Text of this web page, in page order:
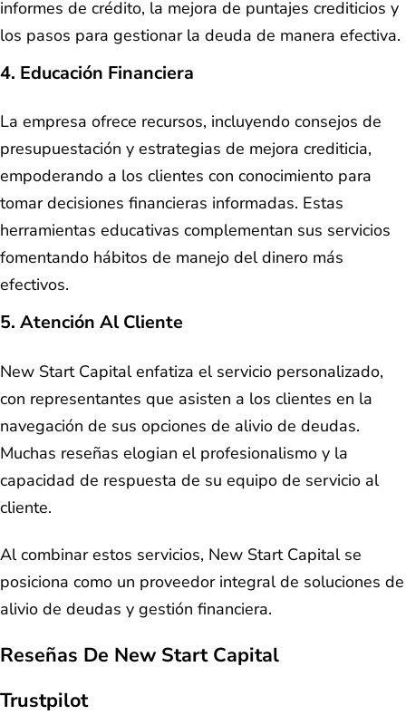
informes de crédito, la mejora de puntajes crediticios y
los pasos para gestionar la deuda de manera efectiva.
4. Educación Financiera
La empresa ofrece recursos, incluyendo consejos de
presupuestación y estrategias de mejora crediticia,
empoderando a los clientes con conocimiento para
tomar decisiones financieras informadas. Estas
herramientas educativas complementan sus servicios
fomentando hábitos de manejo del dinero más
efectivos.
5. Atención Al Cliente
New Start Capital enfatiza el servicio personalizado,
con representantes que asisten a los clientes en la
navegación de sus opciones de alivio de deudas.
Muchas reseñas elogian el profesionalismo y la
capacidad de respuesta de su equipo de servicio al
cliente.
Al combinar estos servicios, New Start Capital se
posiciona como un proveedor integral de soluciones de
alivio de deudas y gestión financiera.
Reseñas De New Start Capital
Trustpilot